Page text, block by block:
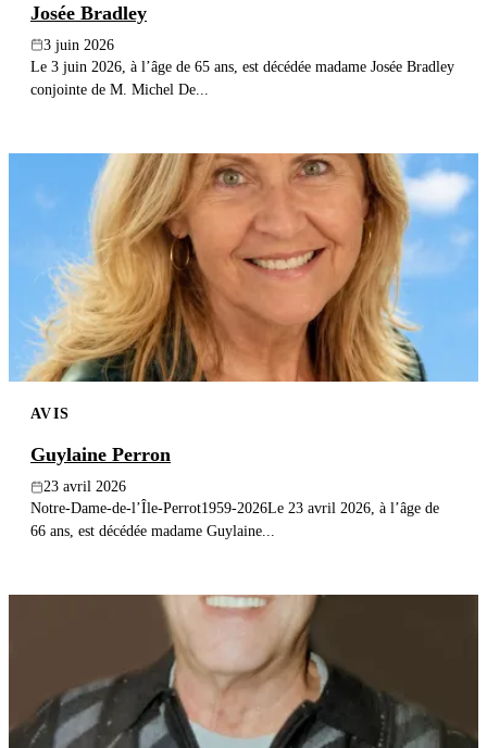
Josée Bradley
3 juin 2026
Le 3 juin 2026, à l’âge de 65 ans, est décédée madame Josée Bradley
conjointe de M. Michel De...
AVIS
Guylaine Perron
23 avril 2026
Notre-Dame-de-l’Île-Perrot1959-2026Le 23 avril 2026, à l’âge de
66 ans, est décédée madame Guylaine...